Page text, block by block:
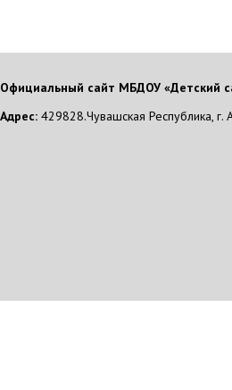
Официальный сайт МБДОУ «Детский
Адрес: 429828.Чувашская Республика, г.